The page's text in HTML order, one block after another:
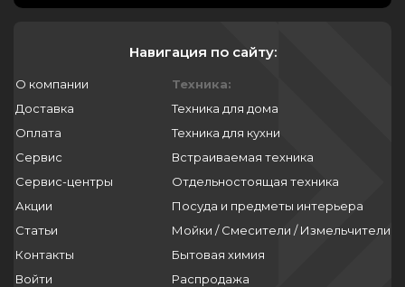
Навигация по сайту:
О компании
Доставка
Оплата
Сервис
Сервис-центры
Акции
Статьи
Контакты
Войти
Техника:
Техника для дома
Техника для кухни
Встраиваемая техника
Отдельностоящая техника
Посуда и предметы интерьера
Мойки / Смесители / Измельчители
Бытовая химия
Распродажа